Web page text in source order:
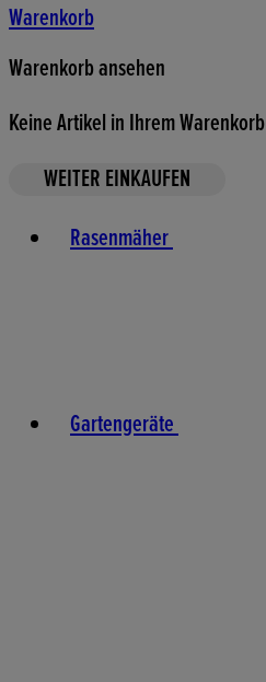
Warenkorb
Warenkorb ansehen
Keine Artikel in Ihrem Warenkorb
WEITER EINKAUFEN
Rasenmäher
Gartengeräte